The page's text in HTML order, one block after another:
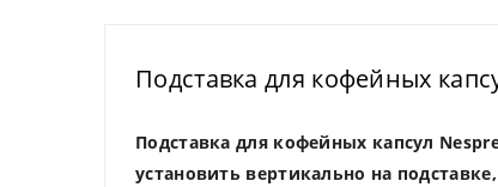
Подставка для кофейных
Подставка для кофейных капсул
установить вертикально на